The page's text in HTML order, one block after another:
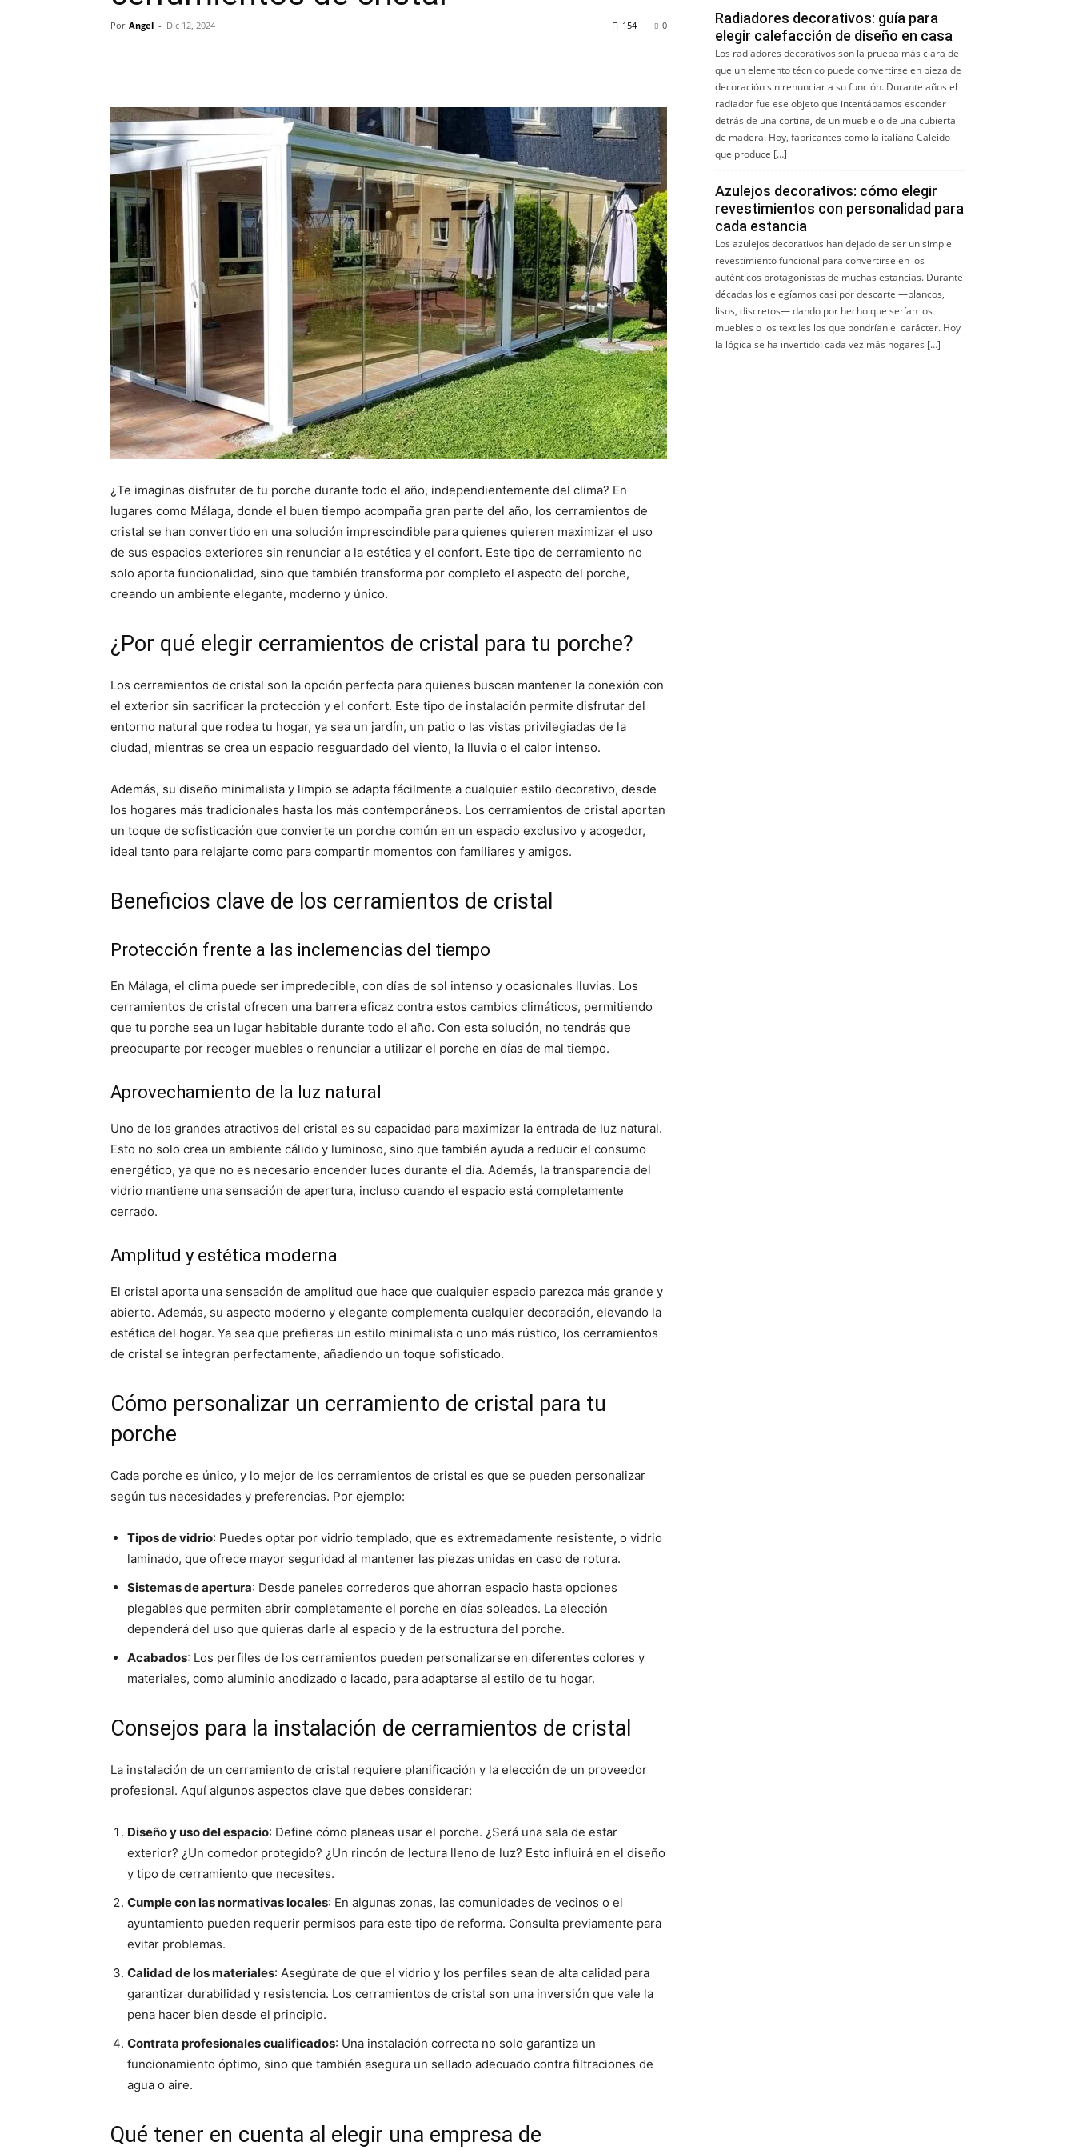
Por Angel - Dic 12, 2024 0
154
¿Te imaginas disfrutar de tu porche durante todo el año, independientemente del clima? En
lugares como Málaga, donde el buen tiempo acompaña gran parte del año, los cerramientos de
cristal se han convertido en una solución imprescindible para quienes quieren maximizar el uso
de sus espacios exteriores sin renunciar a la estética y el confort. Este tipo de cerramiento no
solo aporta funcionalidad, sino que también transforma por completo el aspecto del porche,
creando un ambiente elegante, moderno y único.
¿Por qué elegir cerramientos de cristal para tu porche?
Los cerramientos de cristal son la opción perfecta para quienes buscan mantener la conexión con
el exterior sin sacrificar la protección y el confort. Este tipo de instalación permite disfrutar del
entorno natural que rodea tu hogar, ya sea un jardín, un patio o las vistas privilegiadas de la
ciudad, mientras se crea un espacio resguardado del viento, la lluvia o el calor intenso.
Además, su diseño minimalista y limpio se adapta fácilmente a cualquier estilo decorativo, desde
los hogares más tradicionales hasta los más contemporáneos. Los cerramientos de cristal aportan
un toque de sofisticación que convierte un porche común en un espacio exclusivo y acogedor,
ideal tanto para relajarte como para compartir momentos con familiares y amigos.
Beneficios clave de los cerramientos de cristal
Protección frente a las inclemencias del tiempo
En Málaga, el clima puede ser impredecible, con días de sol intenso y ocasionales lluvias. Los
cerramientos de cristal ofrecen una barrera eficaz contra estos cambios climáticos, permitiendo
que tu porche sea un lugar habitable durante todo el año. Con esta solución, no tendrás que
preocuparte por recoger muebles o renunciar a utilizar el porche en días de mal tiempo.
Aprovechamiento de la luz natural
Uno de los grandes atractivos del cristal es su capacidad para maximizar la entrada de luz natural.
Esto no solo crea un ambiente cálido y luminoso, sino que también ayuda a reducir el consumo
energético, ya que no es necesario encender luces durante el día. Además, la transparencia del
vidrio mantiene una sensación de apertura, incluso cuando el espacio está completamente
cerrado.
Amplitud y estética moderna
El cristal aporta una sensación de amplitud que hace que cualquier espacio parezca más grande y
abierto. Además, su aspecto moderno y elegante complementa cualquier decoración, elevando la
estética del hogar. Ya sea que prefieras un estilo minimalista o uno más rústico, los cerramientos
de cristal se integran perfectamente, añadiendo un toque sofisticado.
Cómo personalizar un cerramiento de cristal para tu
porche
Cada porche es único, y lo mejor de los cerramientos de cristal es que se pueden personalizar
según tus necesidades y preferencias. Por ejemplo:
Tipos de vidrio: Puedes optar por vidrio templado, que es extremadamente resistente, o vidrio
laminado, que ofrece mayor seguridad al mantener las piezas unidas en caso de rotura.
Sistemas de apertura: Desde paneles correderos que ahorran espacio hasta opciones
plegables que permiten abrir completamente el porche en días soleados. La elección
dependerá del uso que quieras darle al espacio y de la estructura del porche.
Acabados: Los perfiles de los cerramientos pueden personalizarse en diferentes colores y
materiales, como aluminio anodizado o lacado, para adaptarse al estilo de tu hogar.
Consejos para la instalación de cerramientos de cristal
La instalación de un cerramiento de cristal requiere planificación y la elección de un proveedor
profesional. Aquí algunos aspectos clave que debes considerar:
Diseño y uso del espacio: Define cómo planeas usar el porche. ¿Será una sala de estar
exterior? ¿Un comedor protegido? ¿Un rincón de lectura lleno de luz? Esto influirá en el diseño
y tipo de cerramiento que necesites.
Cumple con las normativas locales: En algunas zonas, las comunidades de vecinos o el
ayuntamiento pueden requerir permisos para este tipo de reforma. Consulta previamente para
evitar problemas.
Calidad de los materiales: Asegúrate de que el vidrio y los perfiles sean de alta calidad para
garantizar durabilidad y resistencia. Los cerramientos de cristal son una inversión que vale la
pena hacer bien desde el principio.
Contrata profesionales cualificados: Una instalación correcta no solo garantiza un
funcionamiento óptimo, sino que también asegura un sellado adecuado contra filtraciones de
agua o aire.
Qué tener en cuenta al elegir una empresa de
Radiadores decorativos: guía para
elegir calefacción de diseño en casa
Los radiadores decorativos son la prueba más clara de
que un elemento técnico puede convertirse en pieza de
decoración sin renunciar a su función. Durante años el
radiador fue ese objeto que intentábamos esconder
detrás de una cortina, de un mueble o de una cubierta
de madera. Hoy, fabricantes como la italiana Caleido —
que produce […]
Azulejos decorativos: cómo elegir
revestimientos con personalidad para
cada estancia
Los azulejos decorativos han dejado de ser un simple
revestimiento funcional para convertirse en los
auténticos protagonistas de muchas estancias. Durante
décadas los elegíamos casi por descarte —blancos,
lisos, discretos— dando por hecho que serían los
muebles o los textiles los que pondrían el carácter. Hoy
la lógica se ha invertido: cada vez más hogares […]